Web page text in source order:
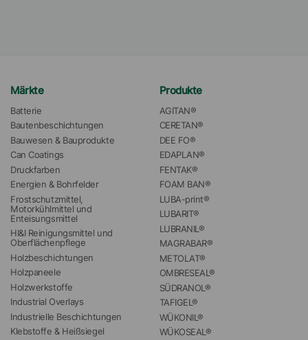
Märkte
Batterie
Bautenbeschichtungen
Bauwesen & Bauprodukte
Can Coatings
Druckfarben
Energien & Bohrfelder
Frostschutzmittel,
Motorkühlmittel und
Enteisungsmittel
HI&I Reinigungsmittel und
Oberflächenpflege
Holzbeschichtungen
Holzpaneele
Holzwerkstoffe
Industrial Overlays
Industrielle Beschichtungen
Klebstoffe & Heißsiegel
Produkte
AGITAN®
CERETAN®
DEE FO®
EDAPLAN®
FENTAK®
FOAM BAN®
LUBA-print®
LUBARIT®
LUBRANIL®
MAGRABAR®
METOLAT®
OMBRESEAL®
SÜDRANOL®
TAFIGEL®
WÜKONIL®
WÜKOSEAL®